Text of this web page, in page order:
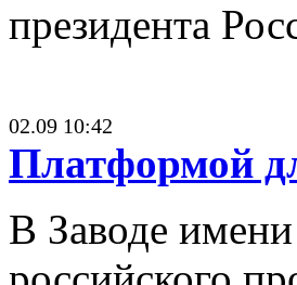
президента
02.09 10:42
Платформой
В Заводе